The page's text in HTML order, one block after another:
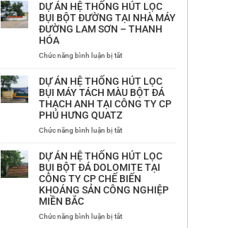
DỰ ÁN HỆ THỐNG HÚT LỌC
BỤI BỘT ĐƯỜNG TẠI NHÀ MÁY
ĐƯỜNG LAM SƠN – THANH
HÓA
Chức năng bình luận bị tắtở
ÁN
HỆ
THỐNG
HÚT
LỌC
BỤI
ĐƯỜNG
TẠI
NHÀ
MÁY
ĐƯỜNG
SƠN
DỰ ÁN HỆ THỐNG HÚT LỌC
BỤI MÁY TÁCH MÀU BỘT ĐÁ
THẠCH ANH TẠI CÔNG TY CP
PHÚ HƯNG QUATZ
Chức năng bình luận bị tắtở
ÁN
HỆ
THỐNG
HÚT
LỌC
MÁY
DỰ ÁN HỆ THỐNG HÚT LỌC
BỤI BỘT ĐÁ DOLOMITE TẠI
CÔNG TY CP CHẾ BIẾN
KHOÁNG SẢN CÔNG NGHIỆP
MIỀN BẮC
Chức năng bình luận bị tắtở